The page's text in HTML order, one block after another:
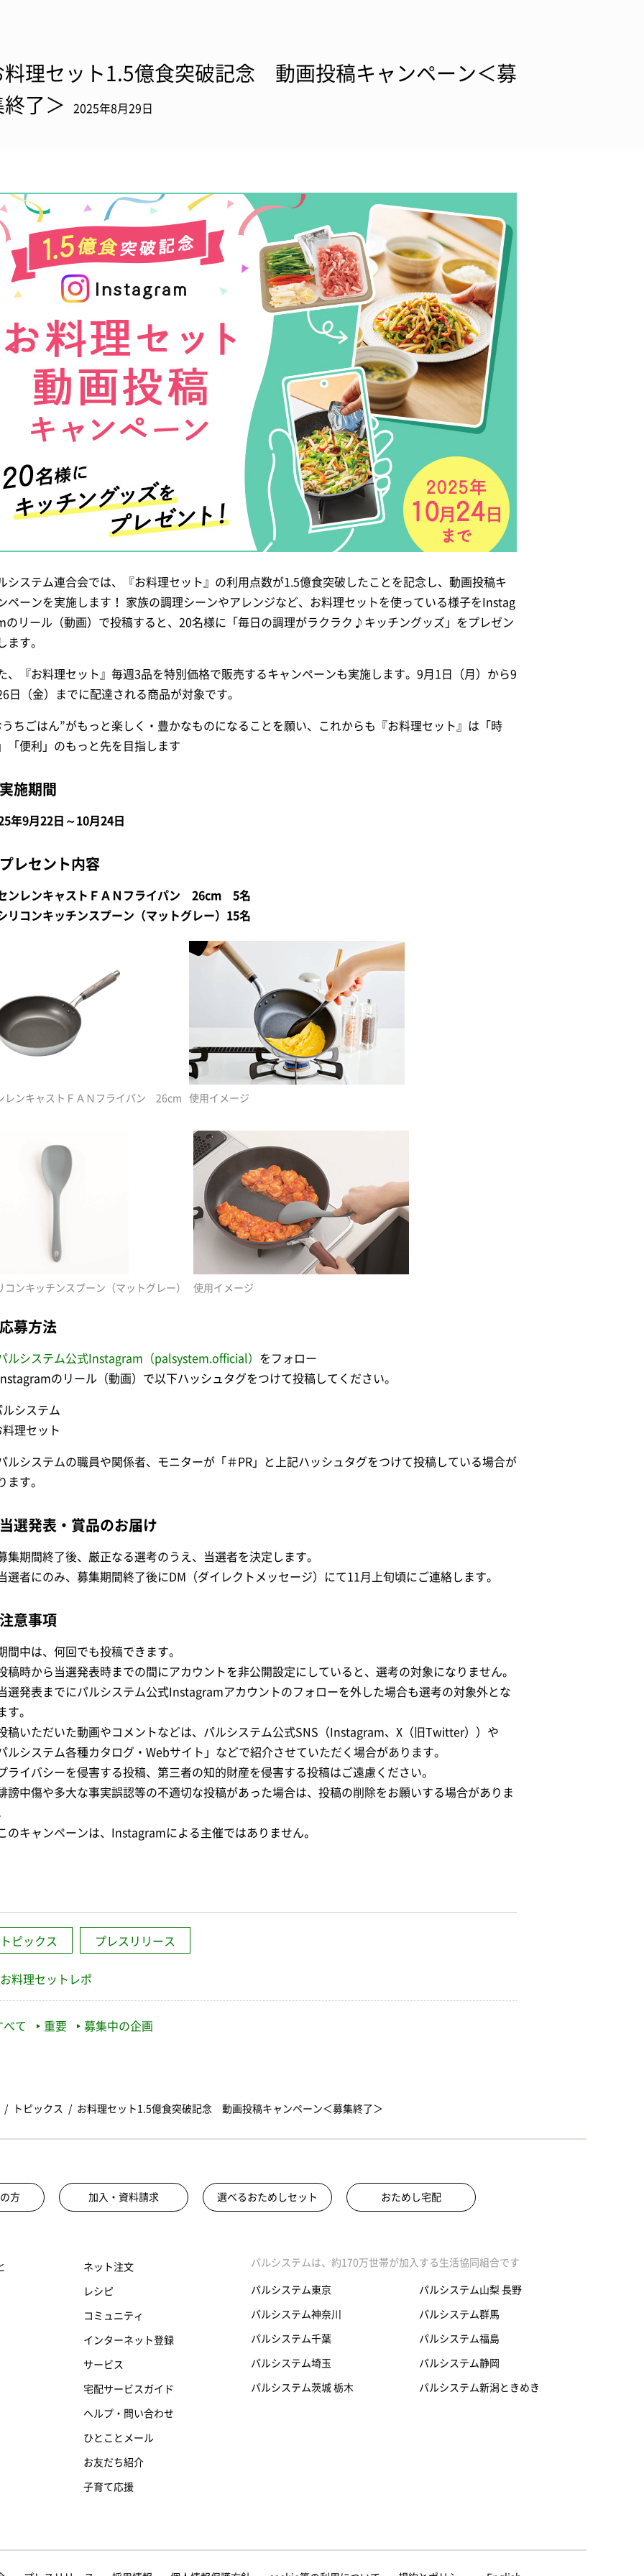
料理セット1.5億食突破記念 動画投稿キャンペーン＜募
終了＞
2025年8月29日
システム連合会では、『お料理セット』の利用点数が1.5億食突破したことを記念し、動画投稿キ
ペーンを実施します！ 家族の調理シーンやアレンジなど、お料理セットを使っている様子をInstag
のリール（動画）で投稿すると、20名様に「毎日の調理がラクラク♪キッチングッズ」をプレゼン
ます。
、『お料理セット』毎週3品を特別価格で販売するキャンペーンも実施します。9月1日（月）から9
日（金）までに配達される商品が対象です。
うちごはん”がもっと楽しく・豊かなものになることを願い、これからも『お料理セット』は「時
「便利」のもっと先を目指します
施期間
年9月22日～10月24日
レセント内容
ンレンキャストＦＡＮフライパン 26cm 5名
リコンキッチンスプーン（マットグレー）15名
レンキャストＦＡＮフライパン 26cm 使用イメージ
コンキッチンスプーン（マットグレー） 使用イメージ
募方法
ルシステム公式Instagram（palsystem.official） をフォロー
のリール（動画）で以下ハッシュタグをつけて投稿してください。
ルシステム
料理セット
ルシステムの職員や関係者、モニターが「＃PR」と上記ハッシュタグをつけて投稿している場合が
ます。
選発表・賞品のお届け
集期間終了後、厳正なる選考のうえ、当選者を決定します。
選者にのみ、募集期間終了後にDM（ダイレクトメッセージ）にて11月上旬頃にご連絡します。
意事項
間中は、何回でも投稿できます。
稿時から当選発表時までの間にアカウントを非公開設定にしていると、選考の対象になりません。
選発表までにパルシステム公式Instagramアカウントのフォローを外した場合も選考の対象外とな
す。
稿いただいた動画やコメントなどは、パルシステム公式SNS（Instagram、X（旧Twitter））や
ルシステム各種カタログ・Webサイト」などで紹介させていただく場合があります。
ライバシーを侵害する投稿、第三者の知的財産を侵害する投稿はご遠慮ください。
謗中傷や多大な事実誤認等の不適切な投稿があった場合は、投稿の削除をお願いする場合がありま
のキャンペーンは、Instagramによる主催ではありません。
トピックス プレスリリース
お料理セットレポ
べて 重要 募集中の企画
トピックス お料理セット1.5億食突破記念 動画投稿キャンペーン＜募集終了＞
方 加入・資料請求 選べるおためしセット おためし宅配
ネット注文
レシピ
コミュニティ
インターネット登録
サービス
宅配サービスガイド
ヘルプ・問い合わせ
ひとことメール
お友だち紹介
子育て応援
パルシステムは、約170万世帯が加入する生活協同組合です
パルシステム東京
パルシステム神奈川
パルシステム千葉
パルシステム埼玉
パルシステム茨城 栃木
パルシステム山梨 長野
パルシステム群馬
パルシステム福島
パルシステム静岡
パルシステム新潟ときめき